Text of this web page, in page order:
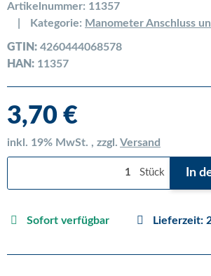
Artikelnummer: 11357
Kategorie: Manometer Anschluss
GTIN: 4260444068578
HAN: 11357
3,70 €
inkl. 19% MwSt. , zzgl. Versand
Stück In
Sofort verfügbar Lieferzeit: